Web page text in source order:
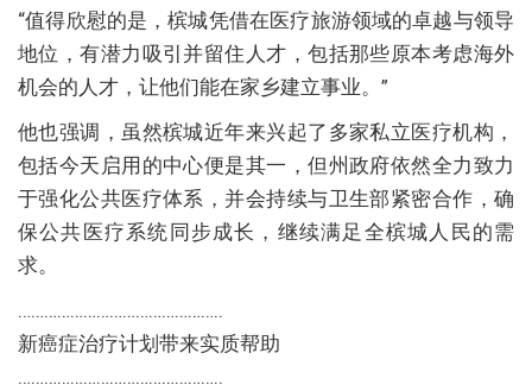
“值得欣慰的是，槟城凭借在医疗旅游领域的卓越与领导
地位，有潜力吸引并留住人才，包括那些原本考虑海外
机会的人才，让他们能在家乡建立事业。”
他也强调，虽然槟城近年来兴起了多家私立医疗机构，
包括今天启用的中心便是其一，但州政府依然全力致力
于强化公共医疗体系，并会持续与卫生部紧密合作，确
保公共医疗系统同步成长，继续满足全槟城人民的需
求。
………………………………………..
新癌症治疗计划带来实质帮助
………………………………………..